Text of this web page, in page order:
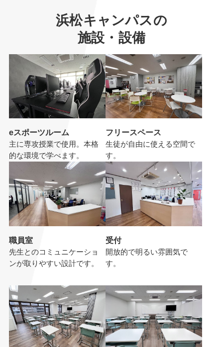
浜松キャンパスの
施設・設備
eスポーツルーム
主に専攻授業で使用。本格
的な環境で学べます。
フリースペース
生徒が自由に使える空間で
す。
職員室
先生とのコミュニケーショ
ンが取りやすい設計です。
受付
開放的で明るい雰囲気で
す。